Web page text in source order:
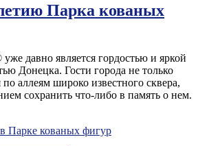
Парка кованых
давно является гордостью и яркой
Донецка. Гости города не только
по аллеям широко известного сквера,
сохранить что-либо в память о нем.